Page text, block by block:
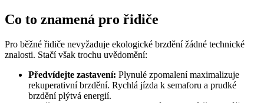
Co to znamená pro řidiče
Pro běžné řidiče nevyžaduje ekologické brzdění žádné technické
znalosti. Stačí však trochu uvědomění:
Předvídejte zastavení: Plynulé zpomalení maximalizuje
rekuperativní brzdění. Rychlá jízda k semaforu a prudké
brzdění plýtvá energií.